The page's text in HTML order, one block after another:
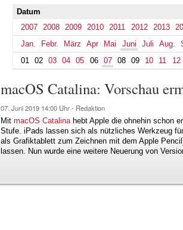
Datum
2007
2008 2009 2010 2011 2012 2013
Jan.
Febr. März Apr Mai Juni Juli Aug.
01
02 03 04 05 06 07 08 09 10 11 12
macOS Catalina: Vorschau
07. Juni 2019 14:00 Uhr - Redaktion
Mit macOS Catalinahebt Apple die ohnehin schon
Stufe. iPads lassen sich als nützliches Werkzeug
als Grafiktablett zum Zeichnen mit dem Apple
lassen. Nun wurde eine weitere Neuerung von